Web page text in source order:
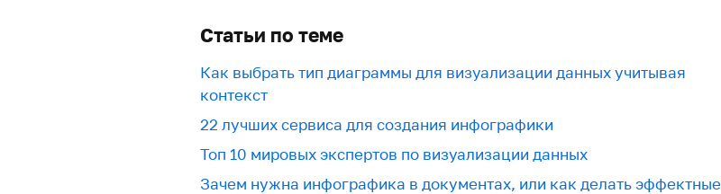
Статьи по теме
Как выбрать тип диаграммы для визуализации данных учитывая
контекст
22 лучших сервиса для создания инфографики
Топ 10 мировых экспертов по визуализации данных
Зачем нужна инфографика в документах, или как делать эффектные